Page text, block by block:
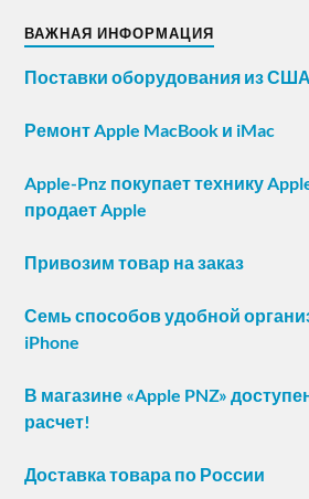
ВАЖНАЯ ИНФОРМАЦИЯ
Поставки оборудования из
Ремонт Apple MacBook и iMac
Apple-Pnz покупает технику
продает Apple
Привозим товар на заказ
Семь способов удобной
iPhone
В магазине «Apple PNZ»
расчет!
Доставка товара по России